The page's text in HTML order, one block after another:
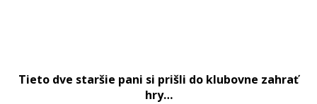
Tieto dve staršie pani si prišli do klubovne zahrať
hry…